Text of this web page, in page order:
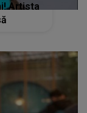
Artista